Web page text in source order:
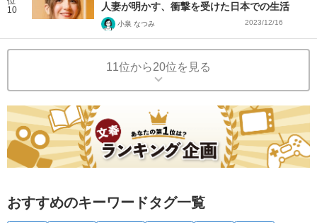
10
人妻が明かす、衝撃を受けた日本での生活
小泉 なつみ 2023/12/16
11位から20位を見る
おすすめのキーワードタグ一覧